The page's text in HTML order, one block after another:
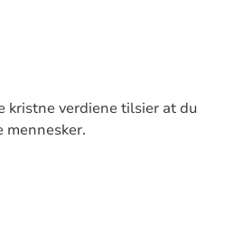
kristne verdiene tilsier at du